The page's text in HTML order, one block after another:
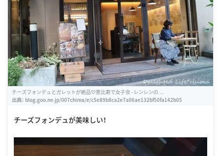
チーズフォンデュとガレットが絶品♡恵比寿で女子会 - レンレンの ...
出典： blog.goo.ne.jp/007chima/e/c5e89b8ca2e7a06ae132bf50fa142b05
チーズフォンデュが美味しい！